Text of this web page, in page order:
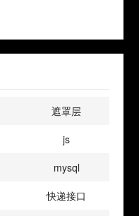
遮罩层
js
mysql
快递接口